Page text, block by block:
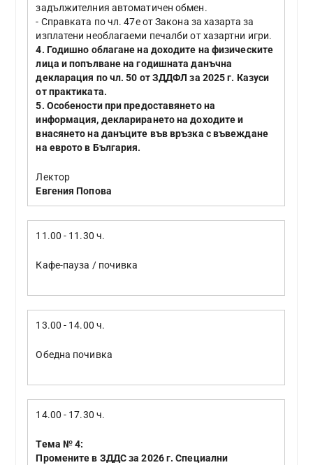
задължителния автоматичен обмен.
- Справката по чл. 47е от Закона за хазарта за
изплатени необлагаеми печалби от хазартни игри.
4. Годишно облагане на доходите на физическите
лица и попълване на годишната данъчна
декларация по чл. 50 от ЗДДФЛ за 2025 г. Казуси
от практиката.
5. Особености при предоставянето на
информация, декларирането на доходите и
внасянето на данъците във връзка с въвеждане
на еврото в България.
Лектор
Евгения Попова
11.00 - 11.30 ч.
Кафе-пауза / почивка
13.00 - 14.00 ч.
Обедна почивка
14.00 - 17.30 ч.
Тема № 4:
Промените в ЗДДС за 2026 г. Специални